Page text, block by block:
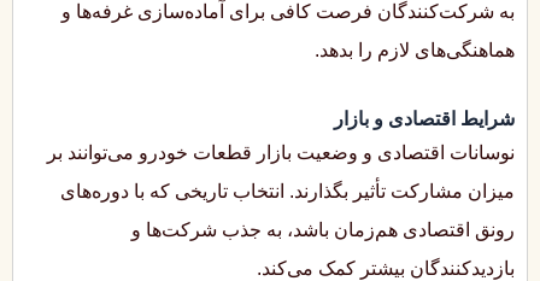
به شرکت‌کنندگان فرصت کافی برای آماده‌سازی غرفه‌ها و
هماهنگی‌های لازم را بدهد.
شرایط اقتصادی و بازار
نوسانات اقتصادی و وضعیت بازار قطعات خودرو می‌توانند بر
میزان مشارکت تأثیر بگذارند. انتخاب تاریخی که با دوره‌های
رونق اقتصادی هم‌زمان باشد، به جذب شرکت‌ها و
بازدیدکنندگان بیشتر کمک می‌کند.